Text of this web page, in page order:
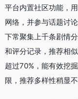
平台内置社区功能，
网络，并参与话题讨
下常聚集上千条剧情
和评分记录，推荐相
超过70%，能有效挖
限，推荐多样性稍显不